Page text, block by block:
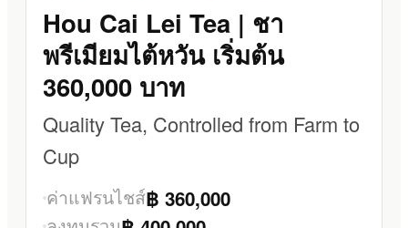
Hou Cai Lei Tea | ชา
พรีเมียมไต้หวัน เริ่มต้น
360,000 บาท
Quality Tea, Controlled from Farm to
Cup
ค่าแฟรนไชส์฿ 360,000